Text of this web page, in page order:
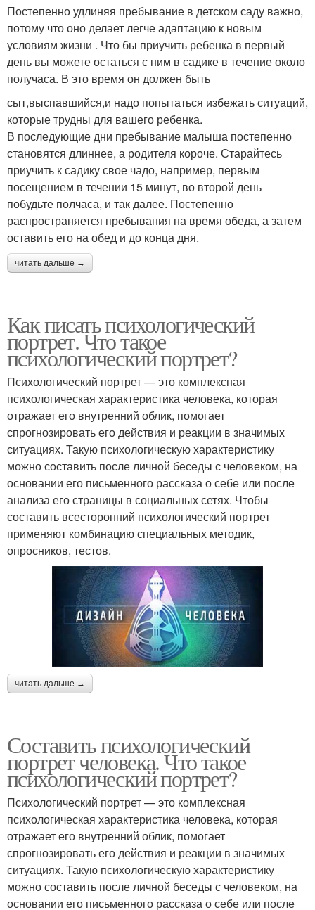
Постепенно удлиняя пребывание в детском саду важно,
потому что оно делает легче адаптацию к новым
условиям жизни . Что бы приучить ребенка в первый
день вы можете остаться с ним в садике в течение около
получаса. В это время он должен быть
сыт,выспавшийся,и надо попытаться избежать ситуаций,
которые трудны для вашего ребенка.
В последующие дни пребывание малыша постепенно
становятся длиннее, а родителя короче. Старайтесь
приучить к садику свое чадо, например, первым
посещением в течении 15 минут, во второй день
побудьте полчаса, и так далее. Постепенно
распространяется пребывания на время обеда, а затем
оставить его на обед и до конца дня.
читать дальше →
Как писать психологический
портрет. Что такое
психологический портрет?
Психологический портрет — это комплексная
психологическая характеристика человека, которая
отражает его внутренний облик, помогает
спрогнозировать его действия и реакции в значимых
ситуациях. Такую психологическую характеристику
можно составить после личной беседы с человеком, на
основании его письменного рассказа о себе или после
анализа его страницы в социальных сетях. Чтобы
составить всесторонний психологический портрет
применяют комбинацию специальных методик,
опросников, тестов.
читать дальше →
Составить психологический
портрет человека. Что такое
психологический портрет?
Психологический портрет — это комплексная
психологическая характеристика человека, которая
отражает его внутренний облик, помогает
спрогнозировать его действия и реакции в значимых
ситуациях. Такую психологическую характеристику
можно составить после личной беседы с человеком, на
основании его письменного рассказа о себе или после